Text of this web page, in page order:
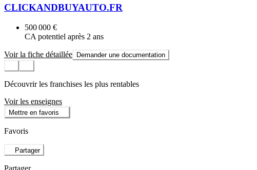
CLICKANDBUYAUTO.FR
500 000 €
CA potentiel après 2 ans
Voir la fiche détaillée Demander une documentation
Découvrir les franchises les plus rentables
Voir les enseignes
Mettre en favoris
Favoris
Partager
Partager